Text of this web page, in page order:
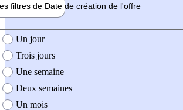
filtres de Date de création de l'offre
création de l'offre
Un jour
Trois jours
Une semaine
Deux semaines
Un mois